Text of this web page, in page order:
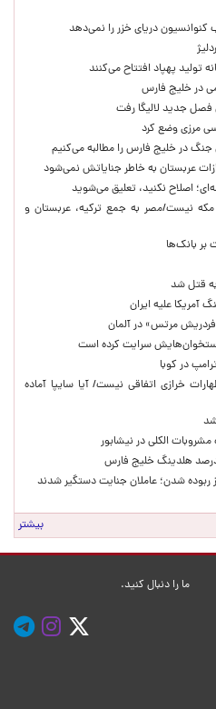
دریای خزر را نمی‌دهد
تولید پهپاد افتتاح می‌کنند
در خلیج فارس
فصل جدید لالیگا رفت
مرزی وضع کرد
در خلیج فارس را مطالبه‌ می‌کنیم
عربستان به خاطر جنایاتش نمی‌شود
نیست/مصر به جمع ترکیه، عربستان و
بر بانک‌ها
قتل شد
آمریکا علیه ایران
مرتس» در آلمان
سرایت کرده است
در کوبا
خرازی اتفاقی نیست/ آیا سایپا آماده
شدن؛ عاملان جنایت دستگیر شدند
بیشتر
ما را دنبال کنید.